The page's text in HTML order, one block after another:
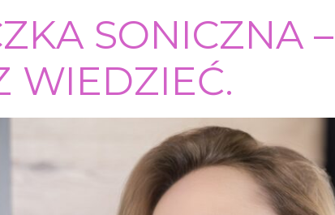
SONICZNA
WIEDZIEĆ.